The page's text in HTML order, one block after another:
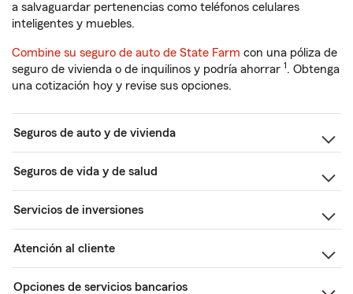
a salvaguardar pertenencias como teléfonos celulares
inteligentes y muebles.
Combine su seguro de auto de State Farm con una póliza de
seguro de vivienda o de inquilinos y podría ahorrar 1. Obtenga
una cotización hoy y revise sus opciones.
Seguros de auto y de vivienda
Seguros de vida y de salud
Servicios de inversiones
Atención al cliente
Opciones de servicios bancarios